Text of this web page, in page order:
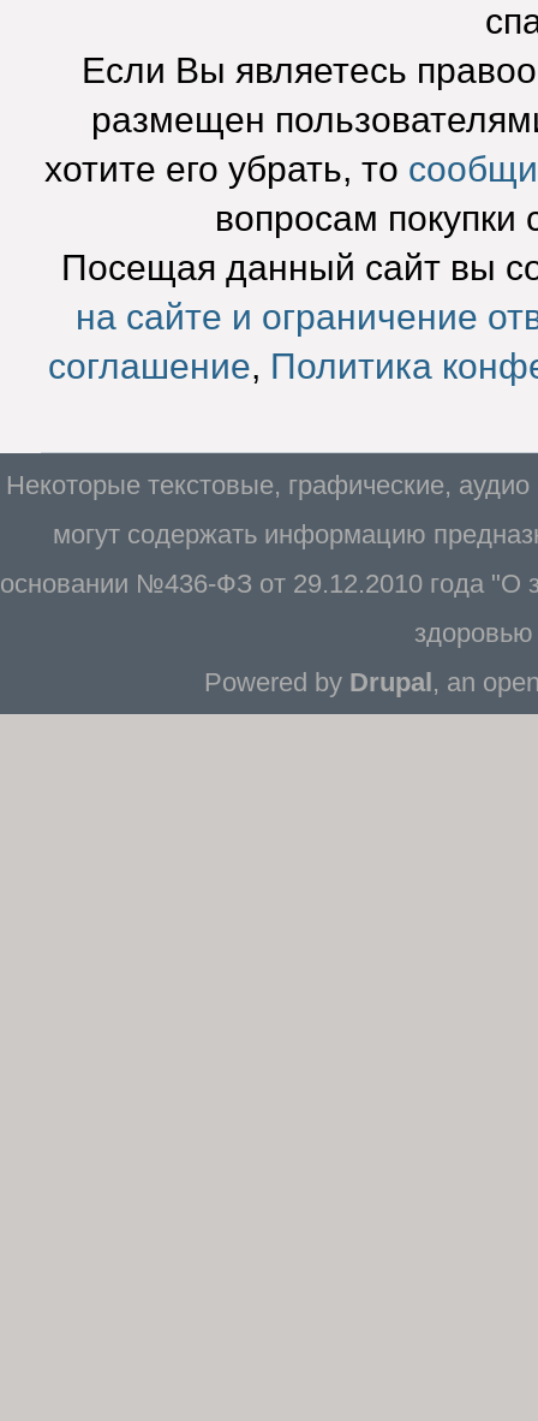
Если Вы являетесь
размещен
хотите его убрать, то
вопросам покупки
Посещая данный сайт вы
на сайте и ограничение
соглашение, Политика
Некоторые текстовые, графические,
могут содержать информацию
основании №436-ФЗ от 29.12.2010 года "О
Powered by Drupal, an